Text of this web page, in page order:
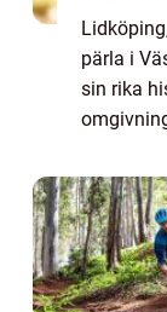
pärla i
sin rika
att ge dig